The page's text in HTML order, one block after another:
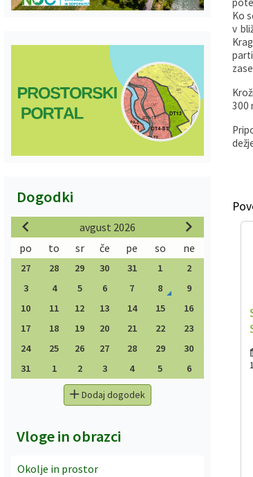
Ko
v
300
Dogodki
avgust 2026
po
to sr če pe so ne
27 28 29 30 31 1
2
3
4 5 6 7 8
9
10
11 12 13 14 15
16
17
18 19 20 21 22
23
24
25 26 27 28 29
30
31
1 2 3 4 5 6
Dodaj dogodek
Vloge in obrazci
Okolje in prostor